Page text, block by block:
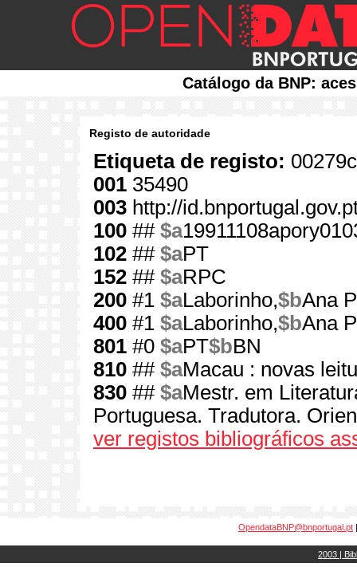
Catálogo da BNP:
Registo de autoridade
Etiqueta de registo:
001 35490
003 http://
100 ## $a
102 ## $aPT
152 ## $aRPC
200 #1 $aLaborinho,$bAna
400 #1 $aLaborinho,$bAna
801 #0 $aPT$bBN
810 ## $aMacau : novas
830 ## $aMestr. em
Portuguesa. Tradutora.
ver registos bibliográficos
OpendataBNP@bnportugal.pt
2003 |